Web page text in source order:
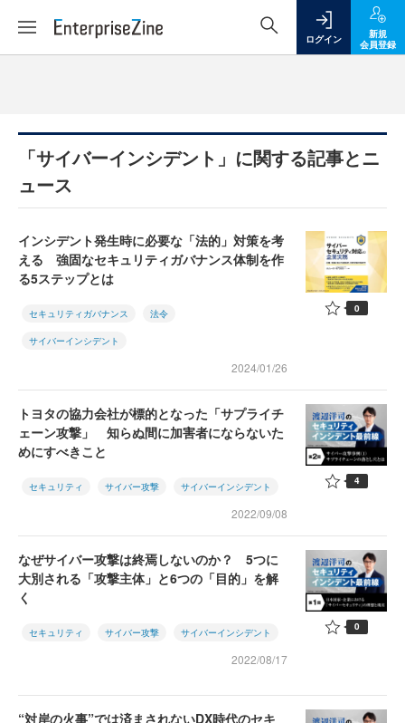
ログイン
新規
会員登録
「サイバーインシデント」に関する記事とニ
ュース
インシデント発生時に必要な「法的」対策を考
える 強固なセキュリティガバナンス体制を作
る5ステップとは
セキュリティガバナンス 法令
サイバーインシデント
2024/01/26
0
トヨタの協力会社が標的となった「サプライチ
ェーン攻撃」 知らぬ間に加害者にならないた
めにすべきこと
セキュリティ サイバー攻撃 サイバーインシデント
2022/09/08
4
なぜサイバー攻撃は終焉しないのか？ 5つに
大別される「攻撃主体」と6つの「目的」を解
く
セキュリティ サイバー攻撃 サイバーインシデント
2022/08/17
0
“対岸の火事”では済まされないDX時代のセキ